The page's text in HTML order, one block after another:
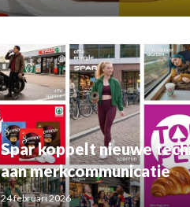
Spar koppelt nieuwe
aan merkcommunicatie
24 februari 2026